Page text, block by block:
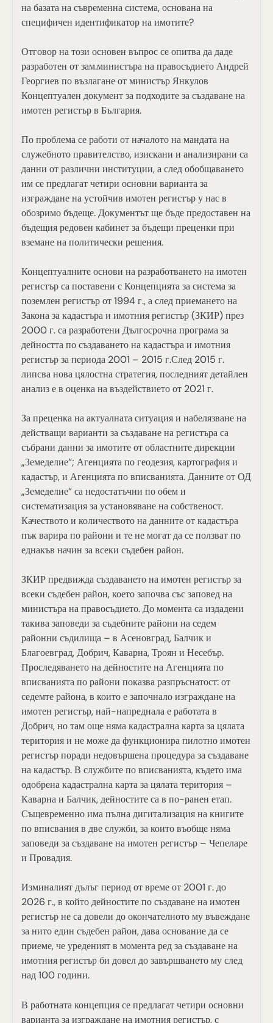
на базата на съвременна система, основана на
специфичен идентификатор на имотите?
Отговор на този основен въпрос се опитва да даде
разработен от зам.министъра на правосъдието Андрей
Георгиев по възлагане от министър Янкулов
Концептуален документ за подходите за създаване на
имотен регистър в България.
По проблема се работи от началото на мандата на
служебното правителство, изискани и анализирани са
данни от различни институции, а след обобщаването
им се предлагат четири основни варианта за
изграждане на устойчив имотен регистър у нас в
обозримо бъдеще. Документът ще бъде предоставен на
бъдещия редовен кабинет за бъдещи преценки при
вземане на политически решения.
Концептуалните основи на разработването на имотен
регистър са поставени с Концепцията за система за
поземлен регистър от 1994 г., а след приемането на
Закона за кадастъра и имотния регистър (ЗКИР) през
2000 г. са разработени Дългосрочна програма за
дейността по създаването на кадастъра и имотния
регистър за периода 2001 – 2015 г.След 2015 г.
липсва нова цялостна стратегия, последният детайлен
анализ е в оценка на въздействието от 2021 г.
За преценка на актуалната ситуация и набелязване на
действащи варианти за създаване на регистъра са
събрани данни за имотите от областните дирекции
„Земеделие“; Агенцията по геодезия, картография и
кадастър, и Агенцията по вписванията. Данните от ОД
„Земеделие“ са недостатъчни по обем и
систематизация за установяване на собственост.
Качеството и количеството на данните от кадастъра
пък варира по райони и те не могат да се ползват по
еднакъв начин за всеки съдебен район.
ЗКИР предвижда създаването на имотен регистър за
всеки съдебен район, което започва със заповед на
министъра на правосъдието. До момента са издадени
такива заповеди за съдебните райони на седем
районни съдилища – в Асеновград, Балчик и
Благоевград, Добрич, Каварна, Троян и Несебър.
Проследяването на дейностите на Агенцията по
вписванията по райони показва разпръснатост: от
седемте района, в които е започнало изграждане на
имотен регистър, най-напреднала е работата в
Добрич, но там още няма кадастрална карта за цялата
територия и не може да функционира пилотно имотен
регистър поради недовършена процедура за създаване
на кадастър. В службите по вписванията, където има
одобрена кадастрална карта за цялата територия –
Каварна и Балчик, дейностите са в по-ранен етап.
Същевременно има пълна дигитализация на книгите
по вписвания в две служби, за които въобще няма
заповеди за създаване на имотен регистър – Чепеларе
и Провадия.
Изминалият дълъг период от време от 2001 г. до
2026 г., в който дейностите по създаване на имотен
регистър не са довели до окончателното му въвеждане
за нито един съдебен район, дава основание да се
приеме, че уреденият в момента ред за създаване на
имотния регистър би довел до завършването му след
над 100 години.
В работната концепция се предлагат четири основни
варианта за изграждане на имотния регистър, с